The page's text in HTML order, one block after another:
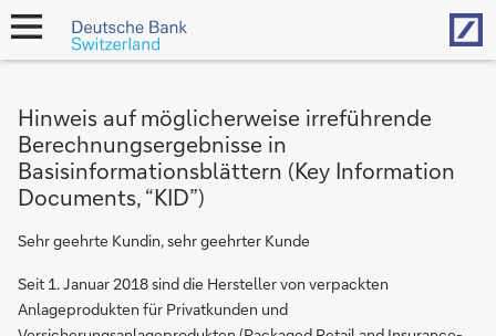
open
navigation
Hinweis auf möglicherweise irreführende
Berechnungsergebnisse in
Basisinformationsblättern (Key Information
Documents, “KID”)
Sehr geehrte Kundin, sehr geehrter Kunde
Seit 1. Januar 2018 sind die Hersteller von verpackten
Anlageprodukten für Privatkunden und